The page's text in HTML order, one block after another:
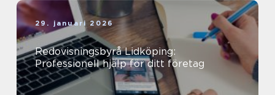
29. januari 2026
Redovisningsbyrå Lidköping:
Professionell hjälp för ditt företag